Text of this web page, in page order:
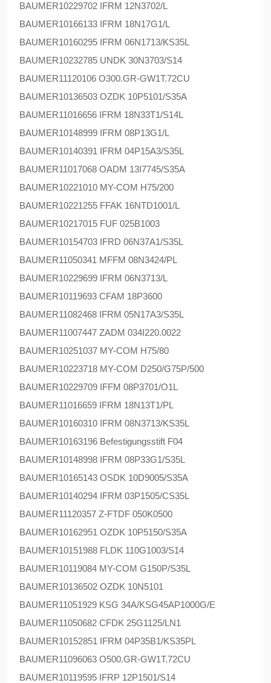
BAUMER10229702 IFRM 12N3702/L
BAUMER10166133 IFRM 18N17G1/L
BAUMER10160295 IFRM 06N1713/KS35L
BAUMER10232785 UNDK 30N3703/S14
BAUMER11120106 O300.GR-GW1T.72CU
BAUMER10136503 OZDK 10P5101/S35A
BAUMER11016656 IFRM 18N33T1/S14L
BAUMER10148999 IFRM 08P13G1/L
BAUMER10140391 IFRM 04P15A3/S35L
BAUMER11017068 OADM 13I7745/S35A
BAUMER10221010 MY-COM H75/200
BAUMER10221255 FFAK 16NTD1001/L
BAUMER10217015 FUF 025B1003
BAUMER10154703 IFRD 06N37A1/S35L
BAUMER11050341 MFFM 08N3424/PL
BAUMER10229699 IFRM 06N3713/L
BAUMER10119693 CFAM 18P3600
BAUMER11082468 IFRM 05N17A3/S35L
BAUMER11007447 ZADM 034I220.0022
BAUMER10251037 MY-COM H75/80
BAUMER10223718 MY-COM D250/G75P/500
BAUMER10229709 IFFM 08P3701/O1L
BAUMER11016659 IFRM 18N13T1/PL
BAUMER10160310 IFRM 08N3713/KS35L
BAUMER10163196 Befestigungsstift F04
BAUMER10148998 IFRM 08P33G1/S35L
BAUMER10165143 OSDK 10D9005/S35A
BAUMER10140294 IFRM 03P1505/CS35L
BAUMER11120357 Z-FTDF 050K0500
BAUMER10162951 OZDK 10P5150/S35A
BAUMER10151988 FLDK 110G1003/S14
BAUMER10119084 MY-COM G150P/S35L
BAUMER10136502 OZDK 10N5101
BAUMER11051929 KSG 34A/KSG45AP1000G/E
BAUMER11050682 CFDK 25G1125/LN1
BAUMER10152851 IFRM 04P35B1/KS35PL
BAUMER11096063 O500.GR-GW1T.72CU
BAUMER10119595 IFRP 12P1501/S14